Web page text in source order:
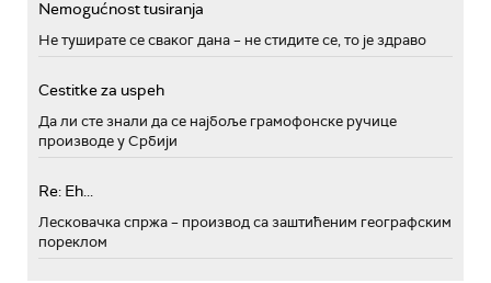
Nemogućnost tusiranja
Не туширате се сваког дана – не стидите се, то је здраво
Cestitke za uspeh
Да ли сте знали да се најбоље грамофонске ручице
производе у Србији
Re: Eh...
Лесковачка спржа – производ са заштићеним географским
пореклом